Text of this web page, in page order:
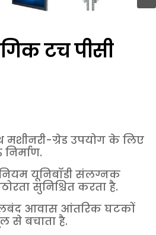
टच पीसी
ग्रेड उपयोग के लिए
यूनिबॉडी संलग्नक
सुनिश्चित करता है.
आवास आंतरिक घटकों
से बचाता है.